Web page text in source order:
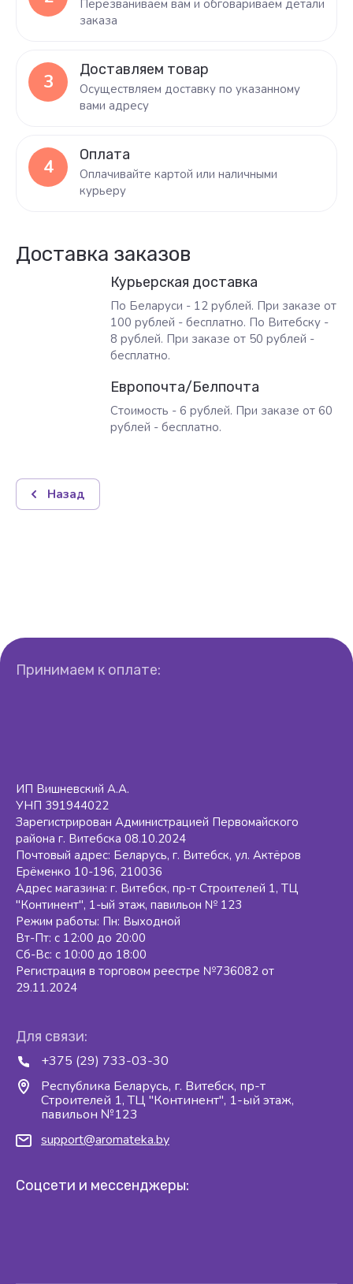
Перезваниваем вам и обговариваем детали
заказа
3
Доставляем товар
Осуществляем доставку по указанному
вами адресу
4
Оплата
Оплачивайте картой или наличными
курьеру
Доставка заказов
Курьерская доставка
По Беларуси - 12 рублей. При заказе от
100 рублей - бесплатно. По Витебску -
8 рублей. При заказе от 50 рублей -
бесплатно.
Европочта/Белпочта
Стоимость - 6 рублей. При заказе от 60
рублей - бесплатно.
Назад
Для связи:
+375 (29) 733-03-30
Республика Беларусь, г. Витебск, пр-т
Строителей 1, ТЦ "Континент", 1-ый этаж,
павильон №123
support@aromateka.by
Соцсети и мессенджеры:
Принимаем к оплате:
ИП Вишневский А.А.
УНП 391944022
Зарегистрирован Администрацией Первомайского
района г. Витебска 08.10.2024
Почтовый адрес: Беларусь, г. Витебск, ул. Актёров
Ерёменко 10-196, 210036
Адрес магазина: г. Витебск, пр-т Строителей 1, ТЦ
"Континент", 1-ый этаж, павильон № 123
Режим работы: Пн: Выходной
Вт-Пт: с 12:00 до 20:00
Сб-Вс: с 10:00 до 18:00
Регистрация в торговом реестре №736082 от
29.11.2024